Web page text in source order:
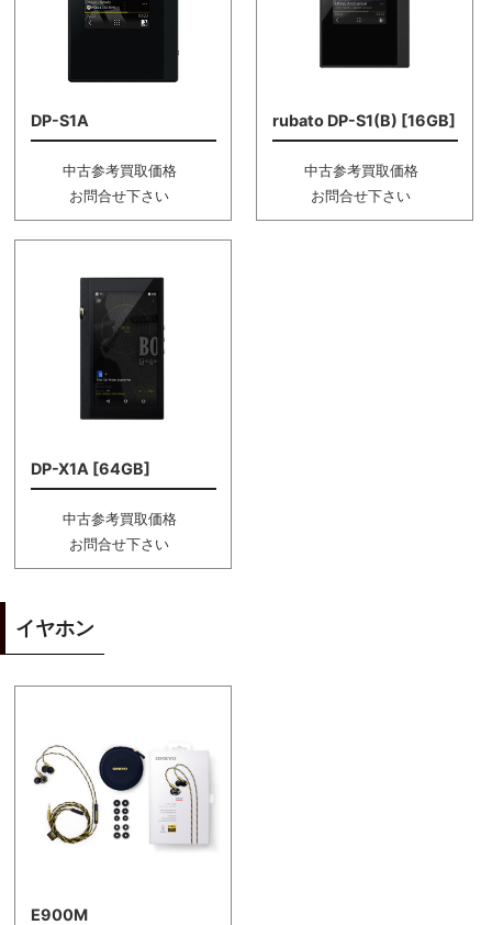
DP-S1A
中古参考買取価格
お問合せ下さい
rubato DP-S1(B) [16GB]
中古参考買取価格
お問合せ下さい
DP-X1A [64GB]
中古参考買取価格
お問合せ下さい
イヤホン
E900M